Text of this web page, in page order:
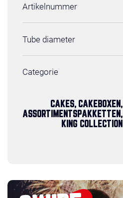
Artikelnummer
Tube diameter
Categorie
CAKES, CAKEBOXEN,
ASSORTIMENTSPAKKETTEN,
KING COLLECTION